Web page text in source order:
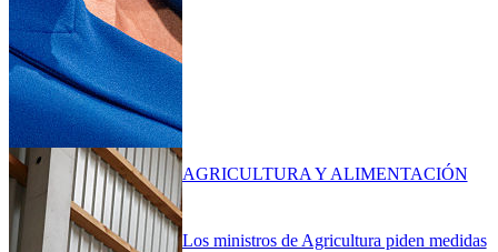
Los ministros de Agricultura piden medidas
AGRICULTURA Y ALIMENTACIÓN